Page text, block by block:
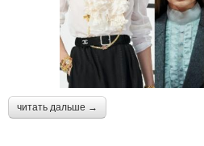
читать дальше →